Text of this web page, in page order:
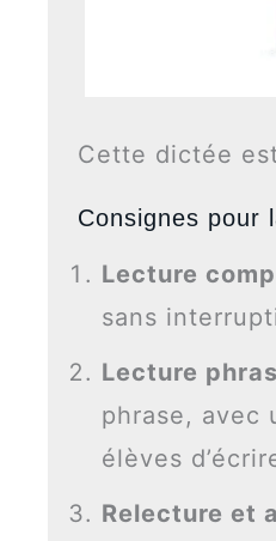
Cette dictée
Consignes pour
Lecture
sans
Lecture
phrase, avec
élèves
Relecture et